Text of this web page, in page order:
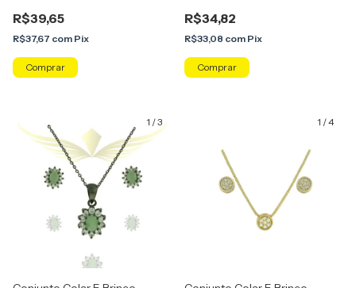
R$39,65
R$37,67 com Pix
R$34,82
R$33,08 com Pix
1 /3 1 /4